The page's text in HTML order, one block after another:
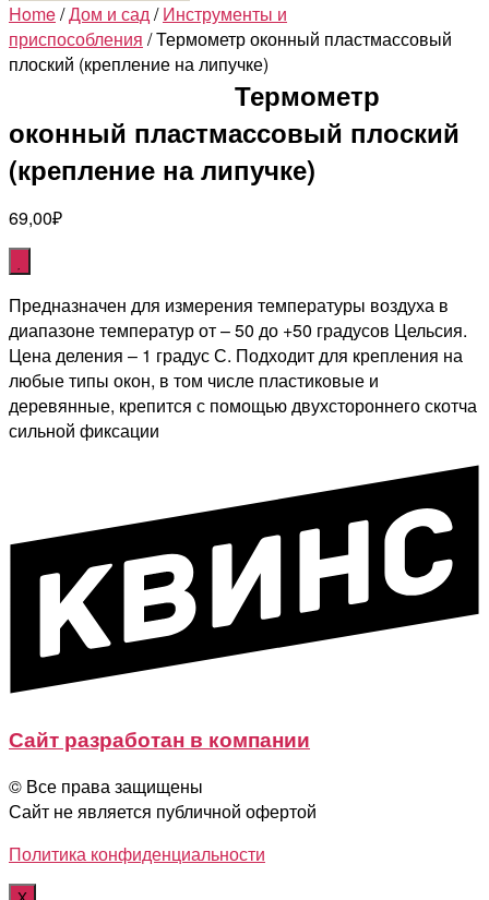
Home/Дом и сад/Инструменты и
приспособления / Термометр оконный пластмассовый
плоский (крепление на липучке)
Термометр
оконный пластмассовый плоский
(крепление на липучке)
69,00₽
Предназначен для измерения температуры воздуха в
диапазоне температур от – 50 до +50 градусов Цельсия.
Цена деления – 1 градус С. Подходит для крепления на
любые типы окон, в том числе пластиковые и
деревянные, крепится с помощью двухстороннего скотча
сильной фиксации
Сайт разработан в компании
© Все права защищены
Сайт не является публичной офертой
Политика конфиденциальности